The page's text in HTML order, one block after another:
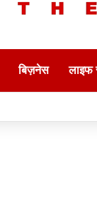
बिज़नेस लाइफ